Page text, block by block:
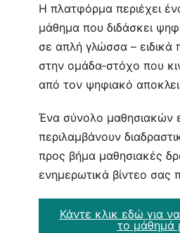
Η πλατφόρμα περιέχει
μάθημα που διδάσκει
σε απλή γλώσσα –
στην ομάδα-στόχο που
από τον ψηφιακό
Ένα σύνολο μαθησιακών
περιλαμβάνουν
προς βήμα μαθησιακές
ενημερωτικά βίντεο σας
Κάντε κλικ εδώ για
το μάθημά